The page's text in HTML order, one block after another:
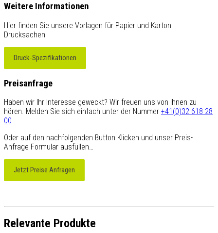
Weitere Informationen
Hier finden Sie unsere Vorlagen für Papier und Karton
Drucksachen
Druck-Spezifikationen
Preisanfrage
Haben wir Ihr Interesse geweckt? Wir freuen uns von Ihnen zu
hören. Melden Sie sich einfach unter der Nummer +41(0)32 618 28
00
Oder auf den nachfolgenden Button Klicken und unser Preis-
Anfrage Formular ausfüllen…
Jetzt Preise Anfragen
Relevante Produkte